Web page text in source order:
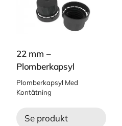
22 mm –
Plomberkapsyl
Plomberkapsyl Med
Kontätning
Se produkt